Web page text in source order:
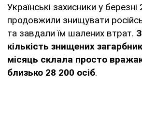
Українські захисники у
продовжили знищувати
та завдали їм шалених втрат.
кількість знищених
місяць склала просто
близько 28 200 осіб.